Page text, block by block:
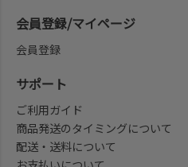
会員登録/マイページ
会員登録
サポート
ご利用ガイド
商品発送のタイミングについて
配送・送料について